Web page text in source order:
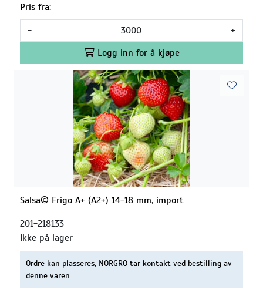
Pris fra:
-
+
Logg inn for å kjøpe
Salsa© Frigo A+ (A2+) 14-18 mm, import
201-218133
Ikke på lager
Ordre kan plasseres, NORGRO tar kontakt ved bestilling av
denne varen